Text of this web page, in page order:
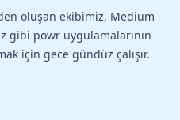
oluşan ekibimiz, Medium
gibi powr uygulamalarının
için gece gündüz çalışır.